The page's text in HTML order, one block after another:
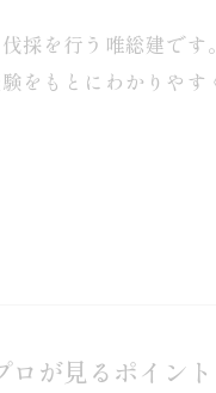
採を行う唯総建で
をもとにわかりや
ロが見るポイン